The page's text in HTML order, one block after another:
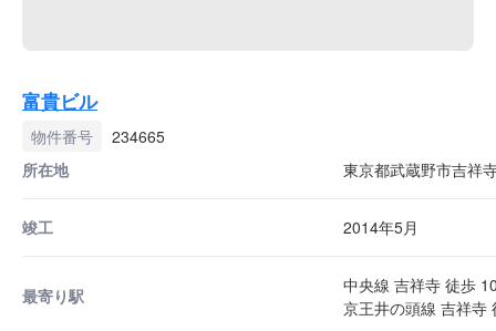
富貴ビル
物件番号
234665
所在地
東京都武蔵野市吉祥
竣工 2014年5月
最寄り駅
中央線 吉祥寺 徒歩
京王井の頭線 吉祥寺